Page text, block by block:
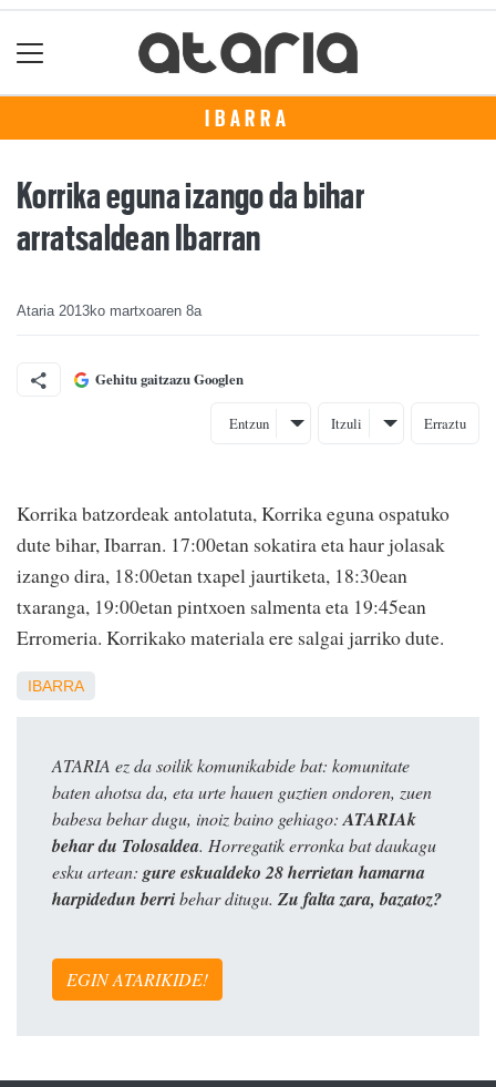
IBARRA
Korrika eguna izango da bihar
arratsaldean Ibarran
Ataria 2013ko martxoaren 8a
Gehitu gaitzazu Googlen
Entzun Itzuli Erraztu
Korrika batzordeak antolatuta, Korrika eguna ospatuko
dute bihar, Ibarran. 17:00etan sokatira eta haur jolasak
izango dira, 18:00etan txapel jaurtiketa, 18:30ean
txaranga, 19:00etan pintxoen salmenta eta 19:45ean
Erromeria. Korrikako materiala ere salgai jarriko dute.
IBARRA
ATARIA ez da soilik komunikabide bat: komunitate
baten ahotsa da, eta urte hauen guztien ondoren, zuen
babesa behar dugu, inoiz baino gehiago: ATARIAk
behar du Tolosaldea. Horregatik erronka bat daukagu
esku artean: gure eskualdeko 28 herrietan hamarna
harpidedun berribehar ditugu. Zu falta zara, bazatoz?
EGIN ATARIKIDE!